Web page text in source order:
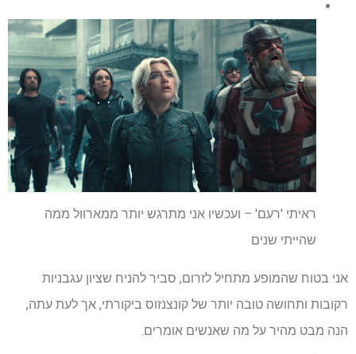
ראיתי 'רעם' – ועכשיו אני מתרגש יותר ממארוול ממה
שהייתי שנים
אני בטוח שהמופע מתחיל לזרום, סביר להניח שציון עגבניות
רקובות ותחושה טובה יותר של קונצנזוס ביקורתי, אך לעת עתה,
הנה מבט מהיר על מה שאנשים אומרים.